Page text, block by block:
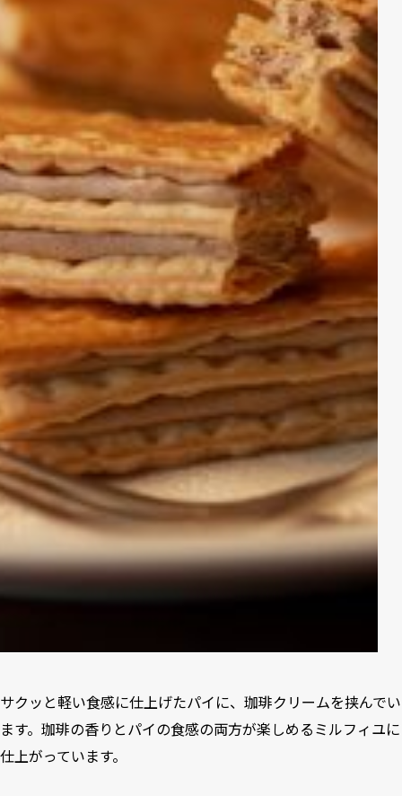
サクッと軽い食感に仕上げたパイに、珈琲クリームを挟んでい
ます。珈琲の香りとパイの食感の両方が楽しめるミルフィユに
仕上がっています。